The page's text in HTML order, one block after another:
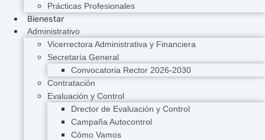
Prácticas Profesionales
Bienestar
Administrativo
Vicerrectora Administrativa y Financiera
Secretaría General
Convocatoria Rector 2026-2030
Contratación
Evaluación y Control
Drector de Evaluación y Control
Campaña Autocontrol
Cómo Vamos